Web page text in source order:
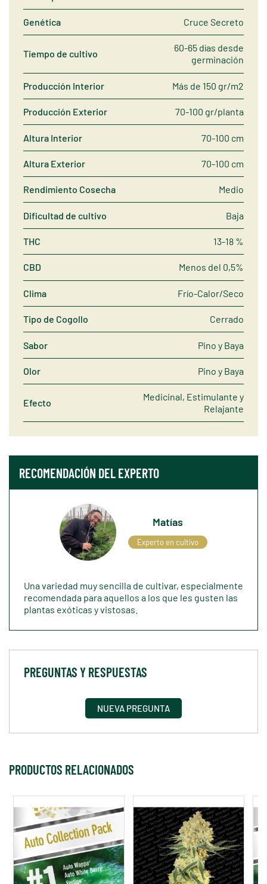
Genética Cruce Secreto
Tiempo de cultivo
60-65 días desde
germinación
Producción Interior Más de 150 gr/m2
Producción Exterior 70-100 gr/planta
Altura Interior 70-100 cm
Altura Exterior 70-100 cm
Rendimiento Cosecha Medio
Dificultad de cultivo Baja
THC 13-18 %
CBD Menos del 0,5%
Clima Frío-Calor/Seco
Tipo de Cogollo Cerrado
Sabor Pino y Baya
Olor Pino y Baya
Efecto
Medicinal, Estimulante y
Relajante
RECOMENDACIÓN DEL EXPERTO
Matías
Experto en cultivo
Una variedad muy sencilla de cultivar, especialmente
recomendada para aquellos a los que les gusten las
plantas exóticas y vistosas.
PREGUNTAS Y RESPUESTAS
NUEVA PREGUNTA
PRODUCTOS RELACIONADOS